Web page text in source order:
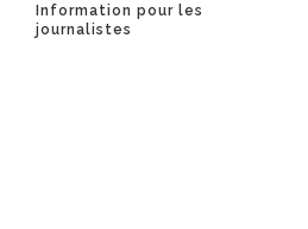
Information pour les
journalistes